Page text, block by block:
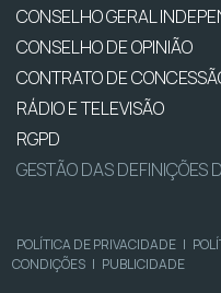
CONSELHO GERAL
CONSELHO DE OPINIÃO
CONTRATO DE
RÁDIO E TELEVISÃO
RGPD
GESTÃO DAS DEFINIÇÕES
POLÍTICA DE PRIVACIDADE |
CONDIÇÕES | PUBLICIDADE